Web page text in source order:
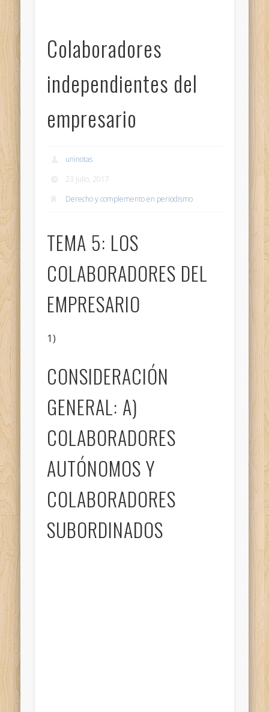
Colaboradores
independientes del
empresario
uninotas
23 julio, 2017
Derecho y complemento en periodismo
TEMA 5: LOS
COLABORADORES DEL
EMPRESARIO
1)
CONSIDERACIÓN
GENERAL: A)
COLABORADORES
AUTÓNOMOS Y
COLABORADORES
SUBORDINADOS